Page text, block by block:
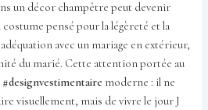
un décor champêtre peut devenir
pensé pour la légèreté et la
avec un mariage en extérieur,
du marié. Cette attention portée au
#designvestimentaire moderne : il ne
visuellement, mais de vivre le jour J